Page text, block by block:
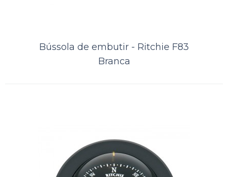
ORÇAMENTO
Bússola de embutir - Ritchie F83
Branca